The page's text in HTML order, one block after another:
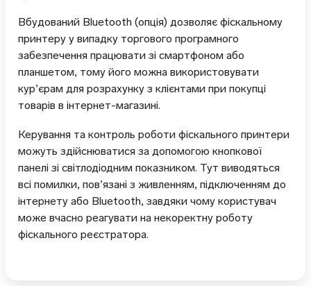
Вбудований Bluetooth (опція) дозволяє фіскальному
принтеру у випадку торгового програмного
забезпечення працювати зі смартфоном або
планшетом, тому його можна використовувати
кур’єрам для розрахунку з клієнтами при покупці
товарів в інтернет-магазині.
Керування та контроль роботи фіскального принтери
можуть здійснюватися за допомогою кнопкової
панелі зі світлодіодним показником. Тут виводяться
всі помилки, пов’язані з живленням, підключенням до
інтернету або Bluetooth, завдяки чому користувач
може вчасно реагувати на некоректну роботу
фіскального реєстратора.